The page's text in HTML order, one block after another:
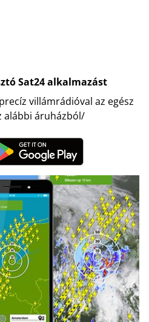
Sat24 alkalmazást
villámrádióval az egész
alábbi áruházból/